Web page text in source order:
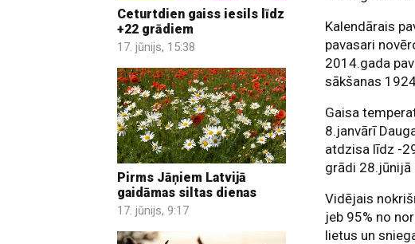
Ceturtdien gaiss iesils līdz
+22 grādiem
17. jūnijs, 15:38
Pirms Jāņiem Latvijā
gaidāmas siltas dienas
17. jūnijs, 9:17
Kalendārais
pavasari
2014.gada
sākšanas
Gaisa
8.janvārī
atdzisa līdz -
grādi 28.jūnijā
Vidējais
jeb 95% no
lietus un